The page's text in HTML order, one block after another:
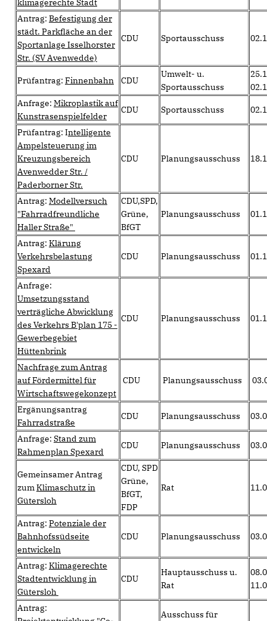
klimagerechte Stadt
Antrag: Befestigung der
städt. Parkfläche an der
Sportanlage Isselhorster
Str. (SV Avenwedde)
CDU Sportausschuss
Prüfantrag: Finnenbahn CDU
Umwelt- u.
Sportausschuss
Anfrage: Mikroplastik auf
Kunstrasenspielfelder
CDU Sportausschuss
Prüfantrag: Intelligente
Ampelsteuerung im
Kreuzungsbereich
Avenwedder Str. /
Paderborner Str.
CDU Planungsausschuss
Antrag: Modellversuch
"Fahrradfreundliche
Haller Straße"
CDU,SPD,
Grüne,
BfGT
Planungsausschuss
Antrag: Klärung
Verkehrsbelastung
Spexard
CDU Planungsausschuss
Anfrage:
Umsetzungsstand
verträgliche Abwicklung
des Verkehrs B'plan 175 -
Gewerbegebiet
Hüttenbrink
CDU Planungsausschuss
Nachfrage zum Antrag
auf Fördermittel für
Wirtschaftswegekonzept
CDU Planungsausschuss
Ergänungsantrag
Fahrradstraße
CDU Planungsausschuss
Anfrage: Stand zum
Rahmenplan Spexard
CDU Planungsausschuss
Gemeinsamer Antrag
zumKlimaschutzin
Gütersloh
CDU, SPD
Grüne,
BfGT,
FDP
Rat
Antrag: Potenziale der
Bahnhofssüdseite
entwickeln
CDU Planungsausschuss
Antrag: Klimagerechte
Stadtentwicklung in
Gütersloh
CDU
Hauptausschuss u.
Rat
Antrag:
Ausschuss für